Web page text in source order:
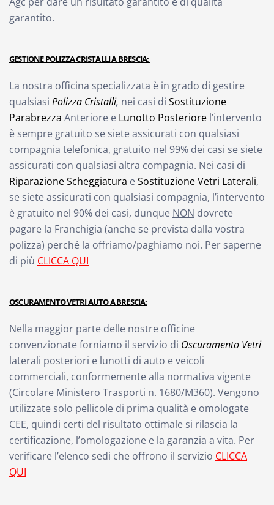
garantito.
GESTIONE POLIZZA CRISTALLI A BRESCIA:
La nostra officina specializzata è in grado di gestire
qualsiasi Polizza Cristalli, nei casi di Sostituzione
Parabrezza Anteriore e Lunotto Posteriore l’intervento
è sempre gratuito se siete assicurati con qualsiasi
compagnia telefonica, gratuito nel 99% dei casi se siete
assicurati con qualsiasi altra compagnia. Nei casi di
Riparazione Scheggiatura eSostituzione Vetri Laterali,
se siete assicurati con qualsiasi compagnia, l’intervento
è gratuito nel 90% dei casi, dunque NON dovrete
pagare la Franchigia (anche se prevista dalla vostra
polizza) perché la offriamo/paghiamo noi. Per saperne
di più CLICCA QUI
OSCURAMENTO VETRI AUTO A BRESCIA:
Nella maggior parte delle nostre officine
convenzionate forniamo il servizio di Oscuramento Vetri
laterali posteriori e lunotti di auto e veicoli
commerciali, conformemente alla normativa vigente
(Circolare Ministero Trasporti n. 1680/M360). Vengono
utilizzate solo pellicole di prima qualità e omologate
CEE, quindi certi del risultato ottimale si rilascia la
certificazione, l’omologazione e la garanzia a vita. Per
verificare l’elenco sedi che offrono il servizio CLICCA
QUI